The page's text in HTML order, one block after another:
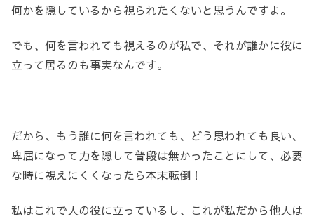
何かを隠しているから視られたくないと思うんですよ。
でも、何を言われても視えるのが私で、それが誰かに役に
立って居るのも事実なんです。
だから、もう誰に何を言われても、どう思われても良い、
卑屈になって力を隠して普段は無かったことにして、必要
な時に視えにくくなったら本末転倒！
私はこれで人の役に立っているし、これが私だから他人は